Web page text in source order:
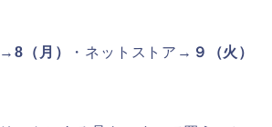
→8（月） ・ネットストア→ ９（火）